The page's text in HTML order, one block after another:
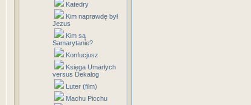
Katedry
Kim naprawdę był
Jezus
Kim są
Samarytanie?
Konfucjusz
Księga Umarłych
versus Dekalog
Luter (film)
Machu Picchu